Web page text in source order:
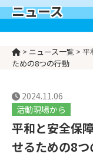
ニュース
> ニュース一覧 > 平
ための8つの行動
2024.11.06
活動現場から
平和と安全保
せるための8つ